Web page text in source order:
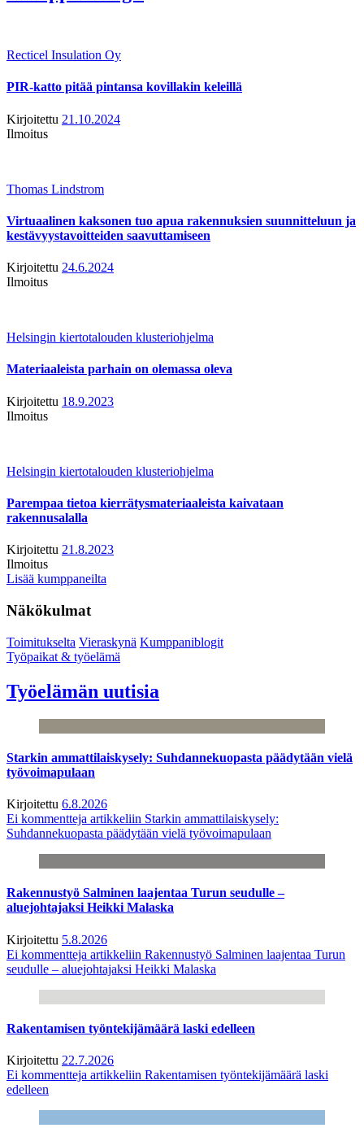
Recticel Insulation Oy
PIR-katto pitää pintansa kovillakin keleillä
Kirjoitettu 21.10.2024
Ilmoitus
Thomas Lindstrom
Virtuaalinen kaksonen tuo apua rakennuksien suunnitteluun ja
kestävyystavoitteiden saavuttamiseen
Kirjoitettu 24.6.2024
Ilmoitus
Helsingin kiertotalouden klusteriohjelma
Materiaaleista parhain on olemassa oleva
Kirjoitettu 18.9.2023
Ilmoitus
Helsingin kiertotalouden klusteriohjelma
Parempaa tietoa kierrätysmateriaaleista kaivataan
rakennusalalla
Kirjoitettu 21.8.2023
Ilmoitus
Lisää kumppaneilta
Näkökulmat
Toimitukselta Vieraskynä Kumppaniblogit
Työpaikat & työelämä
Työelämän uutisia
Starkin ammattilaiskysely: Suhdannekuopasta päädytään vielä
työvoimapulaan
Kirjoitettu 6.8.2026
Ei kommentteja artikkeliin Starkin ammattilaiskysely:
Suhdannekuopasta päädytään vielä työvoimapulaan
Rakennustyö Salminen laajentaa Turun seudulle –
aluejohtajaksi Heikki Malaska
Kirjoitettu 5.8.2026
Ei kommentteja artikkeliin Rakennustyö Salminen laajentaa Turun
seudulle – aluejohtajaksi Heikki Malaska
Rakentamisen työntekijämäärä laski edelleen
Kirjoitettu 22.7.2026
Ei kommentteja artikkeliin Rakentamisen työntekijämäärä laski
edelleen